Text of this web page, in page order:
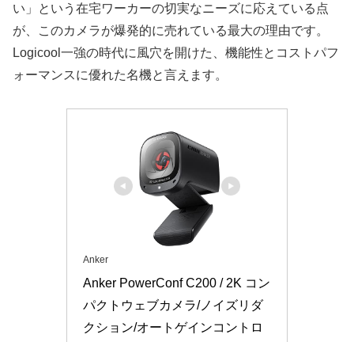
い」という在宅ワーカーの切実なニーズに応えている点
が、このカメラが爆発的に売れている最大の理由です。
Logicool一強の時代に風穴を開けた、機能性とコストパフ
ォーマンスに優れた名機と言えます。
Anker
Anker PowerConf C200 / 2K コン
パクトウェブカメラ/ノイズリダ
クション/オートゲインコントロ